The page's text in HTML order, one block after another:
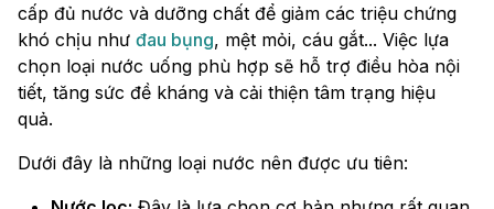
cấp đủ nước và dưỡng chất để giảm các triệu chứng
khó chịu như đau bụng, mệt mỏi, cáu gắt... Việc lựa
chọn loại nước uống phù hợp sẽ hỗ trợ điều hòa nội
tiết, tăng sức đề kháng và cải thiện tâm trạng hiệu
quả.
Dưới đây là những loại nước nên được ưu tiên: